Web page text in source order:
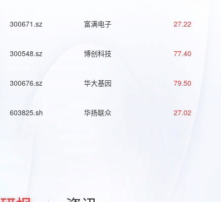
300671.sz 富满电子 27.22
300548.sz 博创科技 77.40
300676.sz 华大基因 79.50
603825.sh 华扬联众 27.02